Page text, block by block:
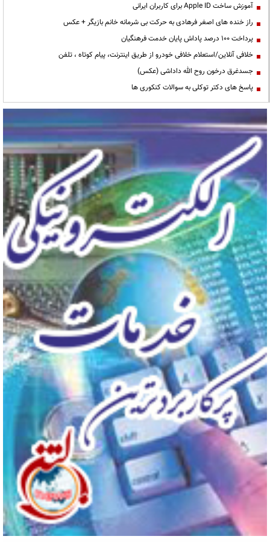
آموزش ساخت Apple ID برای کاربران ایرانی
راز خنده های اصغر فرهادی به حرکت بی شرمانه خانم بازیگر + عکس
پرداخت ۱۰۰ درصد پاداش پایان خدمت فرهنگیان
خلافی آنلاین/استعلام خلافی خودرو از طریق اینترنت، پیام کوتاه ، تلفن
جسدغرق درخون روح الله داداشی (عکس)
پاسخ های دکتر توکلی به سوالات کنکوری ها